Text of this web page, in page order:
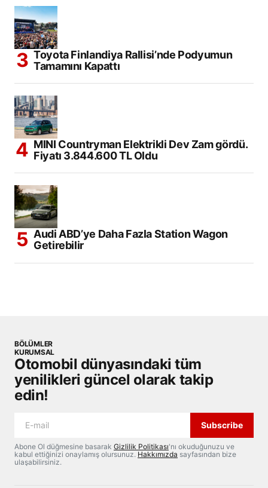
Toyota Finlandiya Rallisi’nde Podyumun
Tamamını Kapattı
MINI Countryman Elektrikli Dev Zam gördü.
Fiyatı 3.844.600 TL Oldu
Audi ABD’ye Daha Fazla Station Wagon
Getirebilir
BÖLÜMLER
KURUMSAL
Otomobil dünyasındaki tüm
yenilikleri güncel olarak takip
edin!
Subscribe
Abone Ol düğmesine basarak Gizlilik Politikası'nı okuduğunuzu ve
kabul ettiğinizi onaylamış olursunuz. Hakkımızda sayfasından bize
ulaşabilirsiniz.